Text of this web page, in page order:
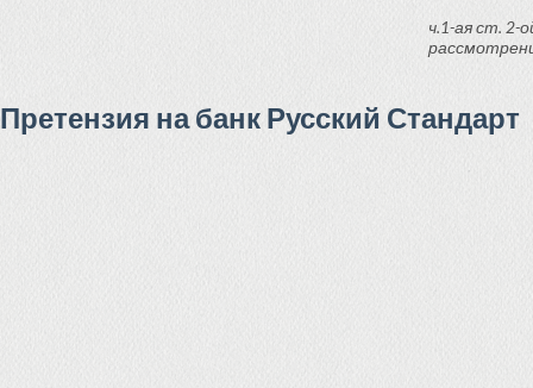
ч.1-ая ст. 2-
Претензия на банк Русский Стандарт